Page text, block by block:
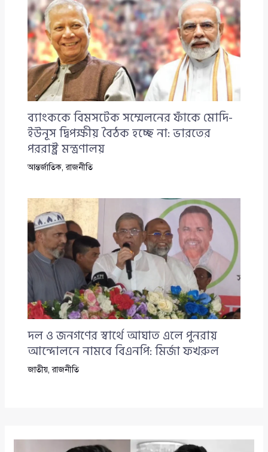
ব্যাংককে বিমসটেক সম্মেলনের ফাঁকে মোদি-
ইউনূস দ্বিপক্ষীয় বৈঠক হচ্ছে না: ভারতের
পররাষ্ট্র মন্ত্রণালয়
আন্তর্জাতিক,রাজনীতি
দল ও জনগণের স্বার্থে আঘাত এলে পুনরায়
আন্দোলনে নামবে বিএনপি: মির্জা ফখরুল
জাতীয়,রাজনীতি